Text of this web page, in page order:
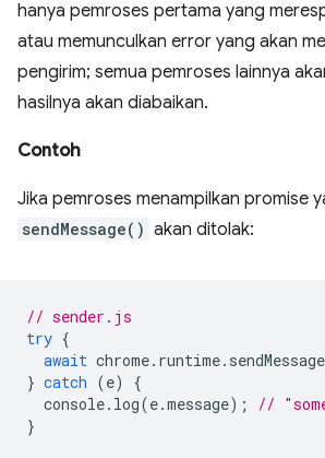
hanya pemroses pertama yang
atau memunculkan error yang akan
pengirim; semua pemroses lainnya
hasilnya akan diabaikan.
Contoh
Jika pemroses menampilkan promise
sendMessage() akan ditolak:
// sender.js
try {
await chrome. runtime. sendMessage
} catch (e)
{
console. log(e.message);
//
}